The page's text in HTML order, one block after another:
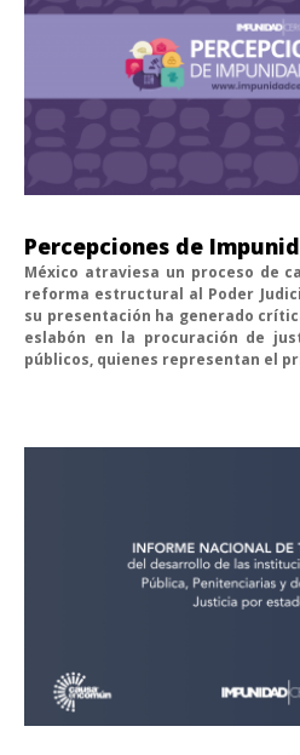
Percepciones de
México atraviesa un proceso de
reforma estructural al Poder
su presentación ha generado
eslabón en la procuración de
públicos, quienes representan el